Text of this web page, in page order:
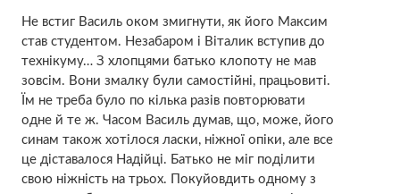
Не встиг Василь оком змигнути, як його Максим
став студентом. Незабаром і Віталик вступив до
технікуму… З хлопцями батько клопоту не мав
зовсім. Вони змалку були самостійні, працьовиті.
Їм не треба було по кілька разів повторювати
одне й те ж. Часом Василь думав, що, може, його
синам також хотілося ласки, ніжної опіки, але все
це діставалося Надійці. Батько не міг поділити
свою ніжність на трьох. Покуйовдить одному з